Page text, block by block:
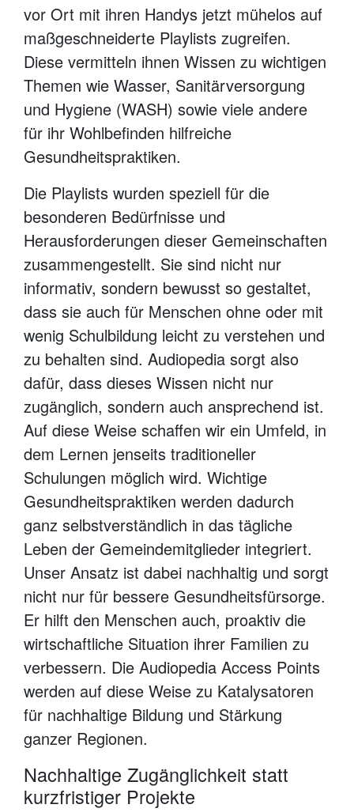
vor Ort mit ihren Handys jetzt mühelos auf
maßgeschneiderte Playlists zugreifen.
Diese vermitteln ihnen Wissen zu wichtigen
Themen wie Wasser, Sanitärversorgung
und Hygiene (WASH) sowie viele andere
für ihr Wohlbefinden hilfreiche
Gesundheitspraktiken.
Die Playlists wurden speziell für die
besonderen Bedürfnisse und
Herausforderungen dieser Gemeinschaften
zusammengestellt. Sie sind nicht nur
informativ, sondern bewusst so gestaltet,
dass sie auch für Menschen ohne oder mit
wenig Schulbildung leicht zu verstehen und
zu behalten sind. Audiopedia sorgt also
dafür, dass dieses Wissen nicht nur
zugänglich, sondern auch ansprechend ist.
Auf diese Weise schaffen wir ein Umfeld, in
dem Lernen jenseits traditioneller
Schulungen möglich wird. Wichtige
Gesundheitspraktiken werden dadurch
ganz selbstverständlich in das tägliche
Leben der Gemeindemitglieder integriert.
Unser Ansatz ist dabei nachhaltig und sorgt
nicht nur für bessere Gesundheitsfürsorge.
Er hilft den Menschen auch, proaktiv die
wirtschaftliche Situation ihrer Familien zu
verbessern. Die Audiopedia Access Points
werden auf diese Weise zu Katalysatoren
für nachhaltige Bildung und Stärkung
ganzer Regionen.
Nachhaltige Zugänglichkeit statt
kurzfristiger Projekte